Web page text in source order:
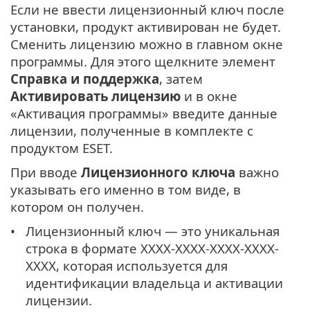
Если не ввести лицензионный ключ после
установки, продукт активирован не будет.
Сменить лицензию можно в главном окне
программы. Для этого щелкните элемент
Справка и поддержка, затем
Активировать лицензию и в окне
«Активация программы» введите данные
лицензии, полученные в комплекте с
продуктом ESET.
При вводе Лицензионного ключа важно
указывать его именно в том виде, в
котором он получен.
Лицензионный ключ — это уникальная
строка в формате XXXX-XXXX-XXXX-XXXX-
XXXX, которая используется для
идентификации владельца и активации
лицензии.